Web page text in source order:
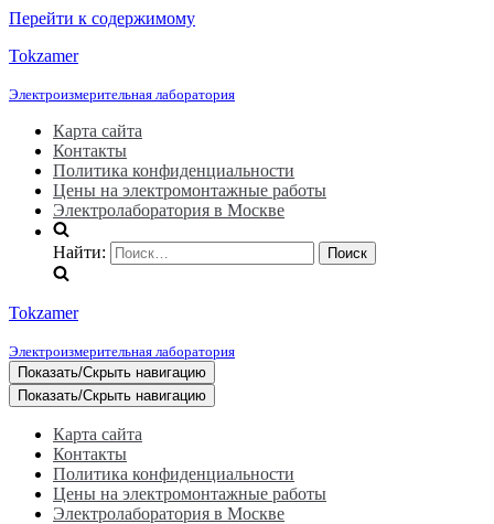
Перейти к содержимому
Tokzamer
Электроизмерительная лаборатория
Карта сайта
Контакты
Политика конфиденциальности
Цены на электромонтажные работы
Электролаборатория в Москве
Найти:
Tokzamer
Электроизмерительная лаборатория
Показать/Скрыть навигацию
Показать/Скрыть навигацию
Карта сайта
Контакты
Политика конфиденциальности
Цены на электромонтажные работы
Электролаборатория в Москве